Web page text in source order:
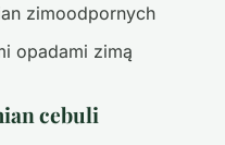
zimoodpornych
opadami zimą
cebuli